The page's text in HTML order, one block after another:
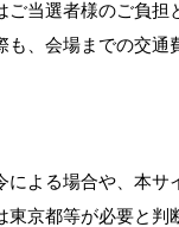
当選者様のご負担
、会場までの交通
よる場合や、本サ
京都等が必要と判